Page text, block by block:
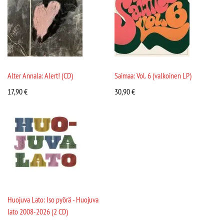
Alter Annala: Alert! (CD)
17,90€
Saimaa: Vol. 6 (valkoinen LP)
30,90€
Huojuva Lato: Iso pyörä - Huojuva
lato 2008-2026 (2 CD)